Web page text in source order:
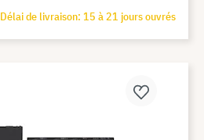
Délai de livraison: 15 à 21 jours ouvrés